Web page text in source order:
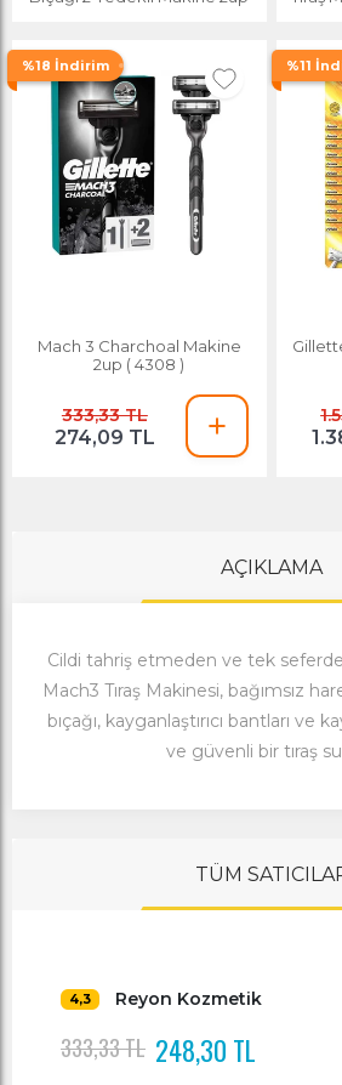
%18 İndirim
Mach 3 Charchoal Makine
2up ( 4308 )
333,33 TL
274,09 TL
%11
AÇIKLAMA
Cildi tahriş etmeden ve tek
Mach3 Tıraş Makinesi, bağımsız
bıçağı, kayganlaştırıcı bantları ve
ve güvenli bir tıraş
TÜM
4,3 Reyon Kozmetik
333,33 TL 248,30 TL